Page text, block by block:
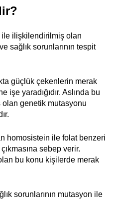
ile ilişkilendirilmiş olan
sağlık sorunlarının tespit
güçlük çekenlerin merak
işe yaradığıdır. Aslında bu
olan genetik mutasyonu
homosistein ile folat benzeri
sebep verir.
bu konu kişilerde merak
sorunlarının mutasyon ile